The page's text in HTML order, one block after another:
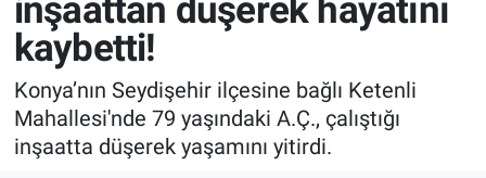
inşaattan düşerek hayatını
kaybetti!
Konya’nın Seydişehir ilçesine bağlı Ketenli
Mahallesi'nde 79 yaşındaki A.Ç., çalıştığı
inşaatta düşerek yaşamını yitirdi.
Doğa Konuşuyor
Dünya
Ege Saati
Sağlık
Spor
Yayın Akışı
Tüm Manşetler
Son Dakika Haberleri
Haber Arşivi